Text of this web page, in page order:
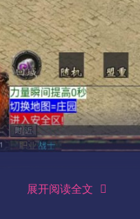
展开阅读全文